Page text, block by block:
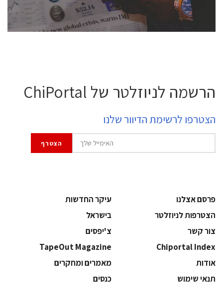
לחץ לפרטים
הרשמה לניוזלטר של ChiPortal
הצטרפו לרשימת הדיוור שלנו
פרסם אצלנו
עיקר החדשות
הצטרפות לניוזלטר
בישראל
צור קשר
צ'יפסים
Chiportal Index
TapeOut Magazine
אודות
מאמרים ומחקרים
תנאי שימוש
כנסים